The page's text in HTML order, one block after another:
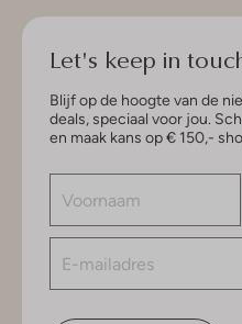
Let's keep in
Blijf op de hoogte van de
deals, speciaal voor jou.
en maak kans op € 150,-